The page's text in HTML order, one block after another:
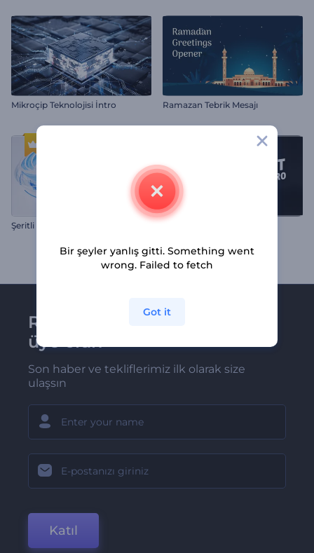
Mikroçip Teknolojisi İntro Ramazan Tebrik Mesajı
Şeritli Logo Gösterimi
Renderforest bültenine
üye olun
Son haber ve tekliflerimiz ilk olarak size
ulaşsın
Katıl
Bir şeyler yanlış gitti. Something went
wrong. Failed to fetch
Got it